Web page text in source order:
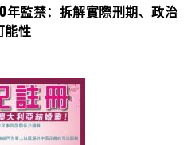
年監禁：拆解實際刑期、政治
能性